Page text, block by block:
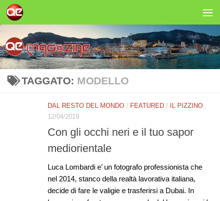
Salta al contenuto
TAGGATO: MODELLO
DAL RESTO DEL MONDO / FEATURED /
IL PIZZINO
12/04/2019
Con gli occhi neri e il tuo sapor
mediorientale
Luca Lombardi e’ un fotografo professionista che
nel 2014, stanco della realtà lavorativa italiana,
decide di fare le valigie e trasferirsi a Dubai. In